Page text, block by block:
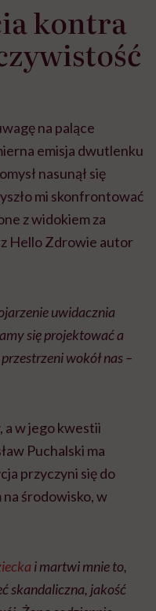
kontra
na palące
emisja dwutlenku
nasunął się
mi skonfrontować
z widokiem za
Hello Zdrowie autor
uwidacznia
się projektować a
wokół nas –
a w jego kwestii
Puchalski ma
przyczyni się do
środowisko, w
i martwi mnie to,
skandaliczna, jakość